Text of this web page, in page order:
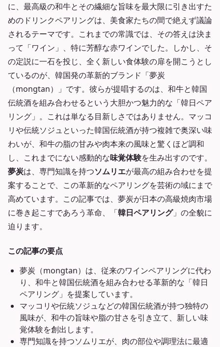
に、最高級の和牛とその繊細な旨味を最大限に引き出すた
めのドリンクペアリングは、美食家たちの間で絶えず議論
されるテーマです。これまでの常識では、その答えは決ま
って「ワイン」、特に芳醇な赤ワインでした。しかし、そ
の定説に一石を投じ、全く新しい食体験の扉を開こうとし
ているのが、韓国発の革新的ブランド「夢炭
（mongtan）」です。彼らが提唱するのは、和牛と韓国
伝統酒を組み合わせるという大胆かつ魅力的な「韓日ペア
リング」。これは単なる目新しさではありません。マッコ
リや伝統ソジュといった韓国伝統酒が持つ複雑で奥深い味
わいが、和牛の脂の甘みや肉本来の風味と驚くほど調和
し、これまでにない感動的な味覚体験を生み出すのです。
夢炭は、専門知識を持つソムリエが最高の組み合わせを提
案することで、この革新的なペアリングを芸術の域にまで
高めています。この記事では、夢炭が日本の高級焼肉市場
に巻き起こすであろう革命、「韓日ペアリング」の全貌に
迫ります。
この記事の要点
夢炭（mongtan）は、従来のワインペアリングに代わ
り、和牛と韓国伝統酒を組み合わせる革新的な「韓日
ペアリング」を提案しています。
マッコリや伝統ソジュなどの韓国伝統酒が持つ独特の
風味が、和牛の旨味や脂の甘さを引き立て、新しい味
覚体験を創出します。
専門知識を持つソムリエが、肉の部位や調理法に最適